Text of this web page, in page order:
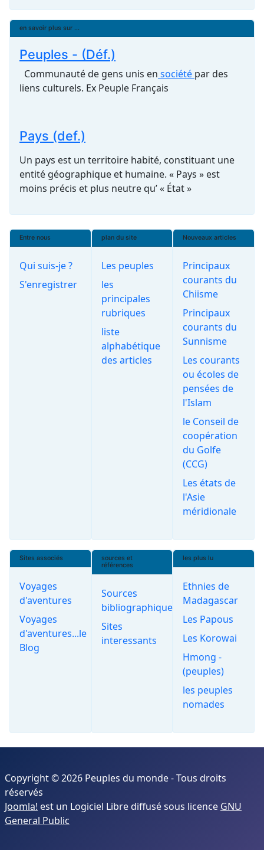
en savoir plus sur ...
Peuples - (Déf.)
Communauté de gens unis en société par des
liens culturels. Ex Peuple Français
Pays (def.)
Un pays est un territoire habité, constituant une
entité géographique et humaine. « Pays » est
moins précis et plus neutre qu’ « État »
Entre nous
Qui suis-je ?
S'enregistrer
plan du site
Les peuples
les
principales
rubriques
liste
alphabétique
des articles
Nouveaux articles
Principaux
courants du
Chiisme
Principaux
courants du
Sunnisme
Les courants
ou écoles de
pensées de
l'Islam
le Conseil de
coopération
du Golfe
(CCG)
Les états de
l'Asie
méridionale
Sites associés
Voyages
d'aventures
Voyages
d'aventures...le
Blog
sources et
références
Sources
bibliographiques
Sites
interessants
les plus lu
Ethnies de
Madagascar
Les Papous
Les Korowai
Hmong -
(peuples)
les peuples
nomades
Copyright © 2026 Peuples du monde - Tous droits
réservés
Joomla! est un Logiciel Libre diffusé sous licence GNU
General Public